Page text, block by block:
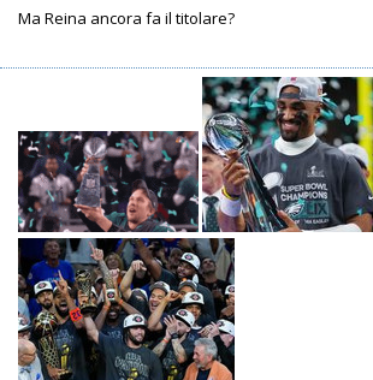
Ma Reina ancora fa il titolare?